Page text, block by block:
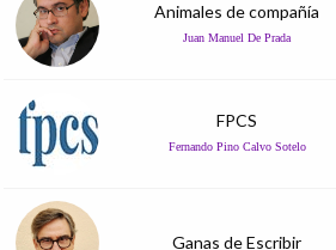
Animales de compañía
Juan Manuel De Prada
FPCS
Fernando Pino Calvo Sotelo
Ganas de Escribir